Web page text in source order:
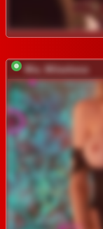
Mia_Milasheva